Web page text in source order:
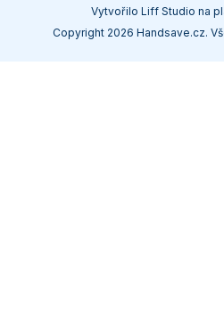
Vytvořilo Liff Studio na
Copyright 2026 Handsave.cz.